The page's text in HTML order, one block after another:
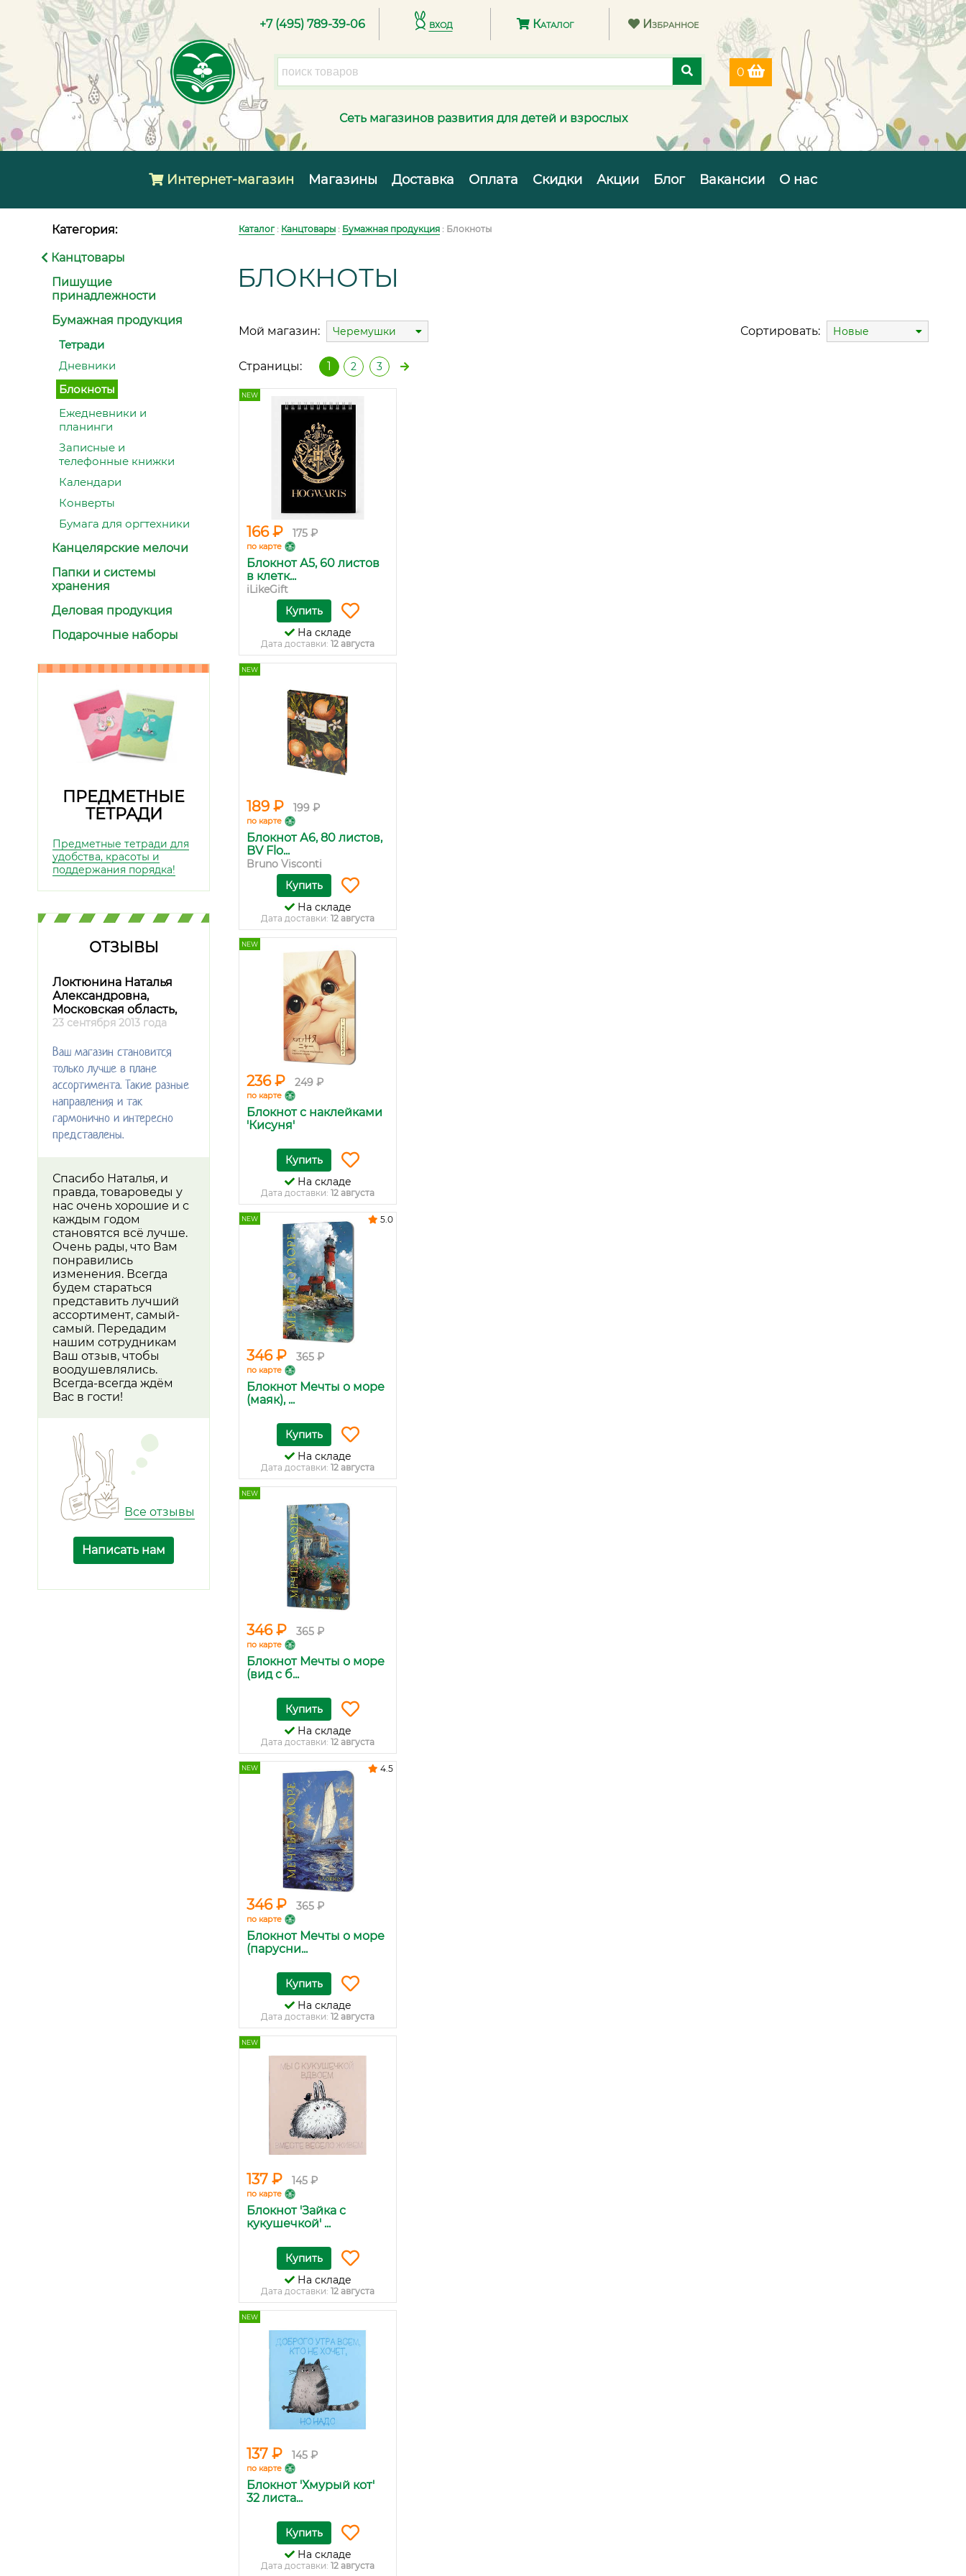
+7 (495) 789-39-06 вход Каталог Избранное
0
Сеть магазинов развития для детей и взрослых
Интернет-магазин Магазины Доставка Оплата Скидки Акции Блог Вакансии О нас
Категория:
Канцтовары
Пишущие
принадлежности
Бумажная продукция
Тетради
Дневники
Блокноты
Ежедневники и
планинги
Записные и
телефонные книжки
Календари
Конверты
Бумага для оргтехники
Канцелярские мелочи
Папки и системы
хранения
Деловая продукция
Подарочные наборы
ПРЕДМЕТНЫЕ
ТЕТРАДИ
Предметные тетради для
удобства, красоты и
поддержания порядка!
ОТЗЫВЫ
Локтюнина Наталья
Александровна,
Московская область,
23 сентября 2013 года
Ваш магазин становится
только лучше в плане
ассортимента. Такие разные
направления и так
гармонично и интересно
представлены.
Спасибо Наталья, и
правда, товароведы у
нас очень хорошие и с
каждым годом
становятся всё лучше.
Очень рады, что Вам
понравились
изменения. Всегда
будем стараться
представить лучший
ассортимент, самый-
самый. Передадим
нашим сотрудникам
Ваш отзыв, чтобы
воодушевлялись.
Всегда-всегда ждём
Вас в гости!
Все отзывы
Написать нам
Каталог: Канцтовары : Бумажная продукция : Блокноты
БЛОКНОТЫ
Мой магазин: Черемушки Сортировать: Новые
Страницы: 1 2 3
NEW
166 ₽ 175 ₽
по карте
Блокнот А5, 60 листов
в клетк...
iLikeGift
Купить
На складе
Дата доставки: 12 августа
NEW
189 ₽ 199 ₽
по карте
Блокнот А6, 80 листов,
BV Flo...
Bruno Visconti
Купить
На складе
Дата доставки: 12 августа
NEW
236 ₽ 249 ₽
по карте
Блокнот с наклейками
'Кисуня'
Купить
На складе
Дата доставки: 12 августа
NEW
346 ₽ 365 ₽
по карте
Блокнот Мечты о море
(маяк), ...
5.0
Купить
На складе
Дата доставки: 12 августа
NEW
346 ₽ 365 ₽
по карте
Блокнот Мечты о море
(вид с б...
Купить
На складе
Дата доставки: 12 августа
NEW
346 ₽ 365 ₽
по карте
Блокнот Мечты о море
(парусни...
4.5
Купить
На складе
Дата доставки: 12 августа
NEW
137 ₽ 145 ₽
по карте
Блокнот 'Зайка с
кукушечкой' ...
Купить
На складе
Дата доставки: 12 августа
NEW
137 ₽ 145 ₽
по карте
Блокнот 'Хмурый кот'
32 листа...
Купить
На складе
Дата доставки: 12 августа